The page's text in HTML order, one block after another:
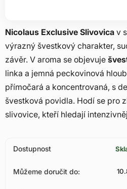
Nicolaus Exclusive Slivovica v
výrazný švestkový charakter,
závěr. V aroma se objevuje
linka a jemná peckovinová
přímočará a koncentrovaná, s
švestková povidla. Hodí se pro
slivovice, kteří hledají
Dostupnost
Můžeme doručit do: